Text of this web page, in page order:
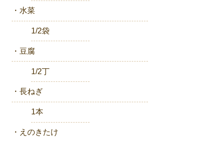
・水菜
1/2袋
・豆腐
1/2丁
・長ねぎ
1本
・えのきたけ